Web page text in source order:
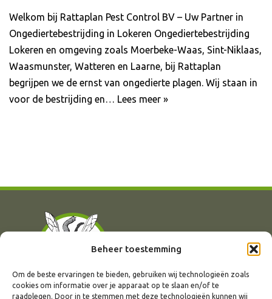
Beheer toestemming
Om de beste ervaringen te bieden, gebruiken wij technologieën zoals
cookies om informatie over je apparaat op te slaan en/of te
raadplegen. Door in te stemmen met deze technologieën kunnen wij
Welkom bij Rattaplan Pest Control BV – Uw Partner in
Ongediertebestrijding in Lokeren Ongediertebestrijding
Lokeren en omgeving zoals Moerbeke-Waas, Sint-Niklaas,
Waasmunster, Watteren en Laarne, bij Rattaplan
begrijpen we de ernst van ongedierte plagen. Wij staan in
voor de bestrijding en… Lees meer »